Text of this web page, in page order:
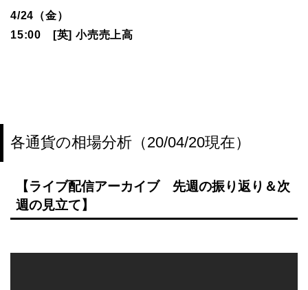
4/24（金）
15:00 [英] 小売売上高
各通貨の相場分析（20/04/20現在）
【ライブ配信アーカイブ 先週の振り返り＆次
週の見立て】